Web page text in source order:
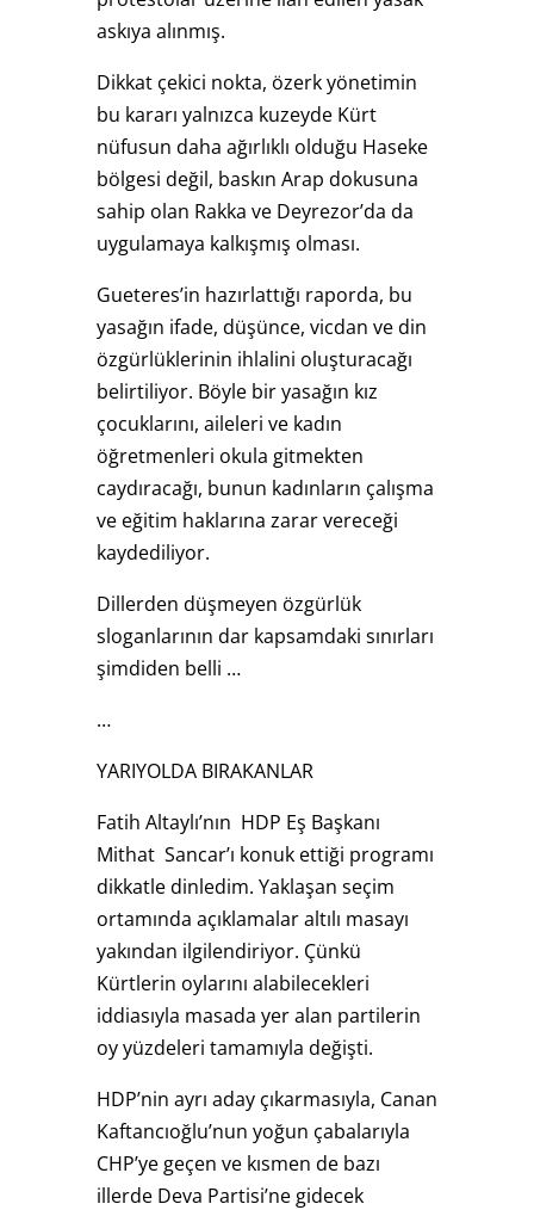
askıya alınmış.
Dikkat çekici nokta, özerk yönetimin
bu kararı yalnızca kuzeyde Kürt
nüfusun daha ağırlıklı olduğu Haseke
bölgesi değil, baskın Arap dokusuna
sahip olan Rakka ve Deyrezor’da da
uygulamaya kalkışmış olması.
Gueteres’in hazırlattığı raporda, bu
yasağın ifade, düşünce, vicdan ve din
özgürlüklerinin ihlalini oluşturacağı
belirtiliyor. Böyle bir yasağın kız
çocuklarını, aileleri ve kadın
öğretmenleri okula gitmekten
caydıracağı, bunun kadınların çalışma
ve eğitim haklarına zarar vereceği
kaydediliyor.
Dillerden düşmeyen özgürlük
sloganlarının dar kapsamdaki sınırları
şimdiden belli …
…
YARIYOLDA BIRAKANLAR
Fatih Altaylı’nın HDP Eş Başkanı
Mithat Sancar’ı konuk ettiği programı
dikkatle dinledim. Yaklaşan seçim
ortamında açıklamalar altılı masayı
yakından ilgilendiriyor. Çünkü
Kürtlerin oylarını alabilecekleri
iddiasıyla masada yer alan partilerin
oy yüzdeleri tamamıyla değişti.
HDP’nin ayrı aday çıkarmasıyla, Canan
Kaftancıoğlu’nun yoğun çabalarıyla
CHP’ye geçen ve kısmen de bazı
illerde Deva Partisi’ne gidecek